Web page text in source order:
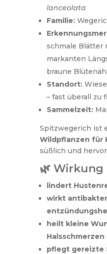
lanceolata
Familie:
schmale Blätter
markanten
braune
Standort:
– fast überall zu
Sammelzeit:
Spitzwegerich ist
Wildpflanzen für
süßlich und
🌿 Wirkung
lindert
wirkt
heilt kleine
Halsschmerzen
pflegt gereizte